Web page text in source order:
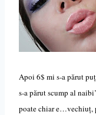
Apoi 6$ mi s-a părut
s-a părut scump al
poate chiar e…vechiuț,